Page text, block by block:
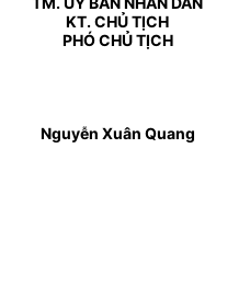
KT. CHỦ TỊCH
PHÓ CHỦ TỊCH
Nguyễn Xuân Quang